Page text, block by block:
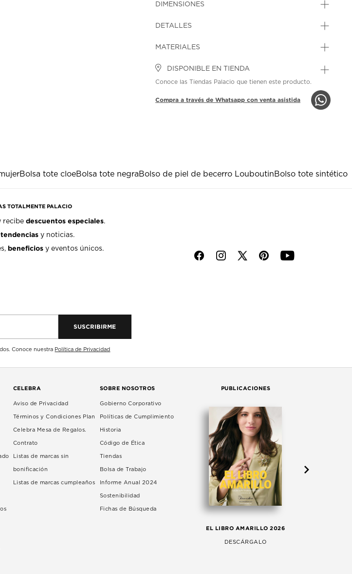
DIMENSIONES
DETALLES
MATERIALES
DISPONIBLE EN TIENDA
Conoce las Tiendas Palacio que tienen este producto.
Compra a través de Whatsapp con venta asistida
Bolsa tote cloeBolsa tote negraBolso de piel de becerro LouboutinBolso tote sintético
TOTALMENTE PALACIO
recibedescuentos especiales.
tendencias y noticias.
beneficios y eventos únicos.
SUSCRIBIRME
Conoce nuestra Política de Privacidad
f i p y
CELEBRA
Aviso de Privacidad
Términos y Condiciones Plan
Celebra Mesa de Regalos.
Contrato
Listas de marcas sin
bonificación
Listas de marcas cumpleaños
SOBRE NOSOTROS
Gobierno Corporativo
Políticas de Cumplimiento
Historia
Código de Ética
Tiendas
Bolsa de Trabajo
Informe Anual 2024
Sostenibilidad
Fichas de Búsqueda
PUBLICACIONES
EL LIBRO AMARILLO 2026
DESCÁRGALO